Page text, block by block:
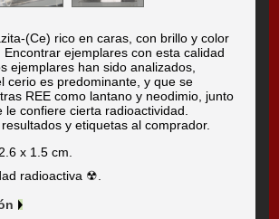
(Ce) rico en caras, con brillo y color
Encontrar ejemplares con esta calidad
ejemplares han sido analizados,
cerio es predominante, y que se
REE como lantano y neodimio, junto
le confiere cierta radioactividad.
y etiquetas al comprador.
x 1.5 cm.
radioactiva ☢.